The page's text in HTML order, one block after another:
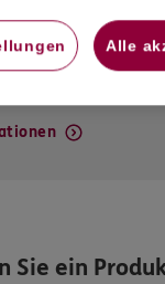
Sie ein
Alle